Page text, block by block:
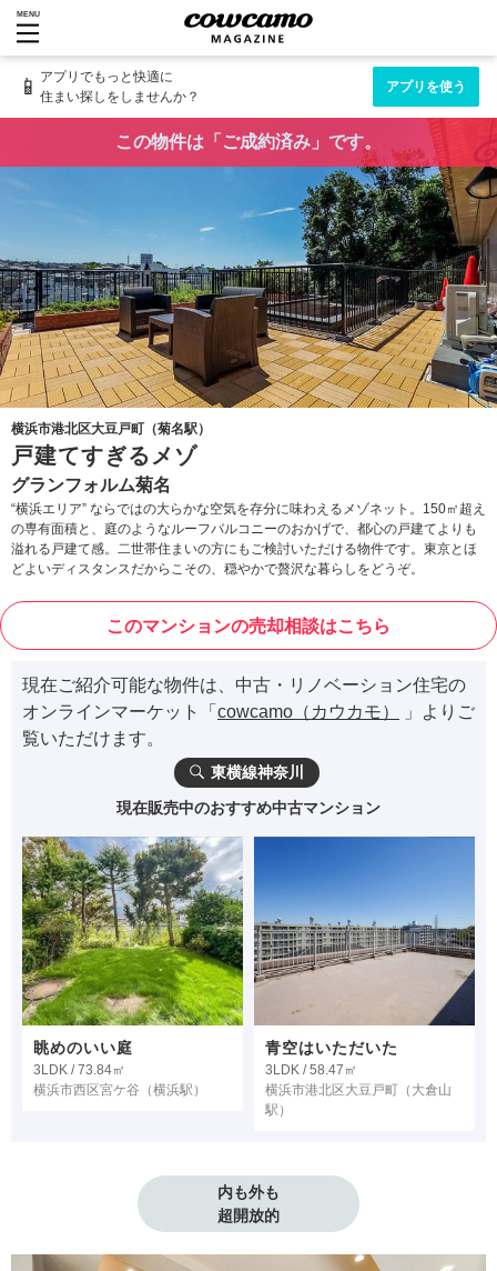
MENU
📱 アプリでもっと快適に
住まい探しをしませんか？
アプリを使う
この物件は「ご成約済み」です。
横浜市港北区大豆戸町（菊名駅）
戸建てすぎるメゾ
グランフォルム菊名
“横浜エリア” ならではの大らかな空気を存分に味わえるメゾネット。150㎡超え
の専有面積と、庭のようなルーフバルコニーのおかげで、都心の戸建てよりも
溢れる戸建て感。二世帯住まいの方にもご検討いただける物件です。東京とほ
どよいディスタンスだからこその、穏やかで贅沢な暮らしをどうぞ。
このマンションの売却相談はこちら
現在ご紹介可能な物件は、中古・リノベーション住宅の
オンラインマーケット「 cowcamo（カウカモ）
」よりご
覧いただけます。
東横線神奈川
現在販売中のおすすめ中古マンション
眺めのいい庭
3LDK / 73.84㎡
横浜市西区宮ケ谷 （横浜駅）
青空はいただいた
3LDK / 58.47㎡
横浜市港北区大豆戸町 （大倉山
駅）
内も外も
超開放的